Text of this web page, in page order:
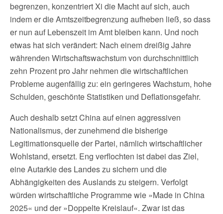
begrenzen, konzentriert Xi die Macht auf sich, auch
indem er die Amtszeitbegrenzung aufheben ließ, so dass
er nun auf Lebenszeit im Amt bleiben kann. Und noch
etwas hat sich verändert: Nach einem dreißig Jahre
währenden Wirtschaftswachstum von durchschnittlich
zehn Prozent pro Jahr nehmen die wirtschaftlichen
Probleme augenfällig zu: ein geringeres Wachstum, hohe
Schulden, geschönte Statistiken und Deflationsgefahr.
Auch deshalb setzt China auf einen aggressiven
Nationalismus, der zunehmend die bisherige
Legitimationsquelle der Partei, nämlich wirtschaftlicher
Wohlstand, ersetzt. Eng verflochten ist dabei das Ziel,
eine Autarkie des Landes zu sichern und die
Abhängigkeiten des Auslands zu steigern. Verfolgt
würden wirtschaftliche Programme wie »Made in China
2025« und der »Doppelte Kreislauf«. Zwar ist das